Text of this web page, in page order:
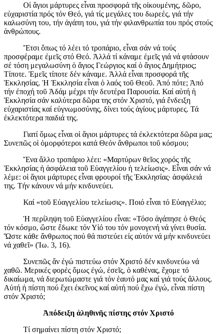
Οἱ ἅγιοι μάρτυρες εἶναι προσφορά τῆς οἰκουμένης, δῶρο,
εὐχαριστία πρός τόν Θεό, γιά τίς μεγάλες του δωρεές, γιά τήν
καλωσύνη του, τήν ἀγάπη του, γιά τήν φιλανθρωπία του πρός στούς
ἀνθρώπους.
Ἔτσι ὅπως τό λέει τό τροπάριο, εἶναι σάν νά τούς
προσφέραμε ἐμεῖς στό Θεό. Ἀλλά τί κάναμε ἐμεῖς γιά νά φτάσουν
σέ τόση μεγαλωσύνη ὁ ἅγιος Γεώργιος καί ὁ ἅγιος Δημήτριος;
Τίποτε. Ἐμεῖς τίποτε δέν κάναμε. Ἀλλά εἶναι προσφορά τῆς
Ἐκκλησίας. Ἡ Ἐκκλησία εἶναι ὁ λαός τοῦ Θεοῦ. Ἀπό πότε; Ἀπό
τήν ἐποχή τοῦ Ἀδάμ μέχρι τήν δευτέρα Παρουσία. Καί αὐτή ἡ
Ἐκκλησία σάν καλύτερα δῶρα της στόν Χριστό, γιά ἔνδειξη
εὐχαριστίας καί εὐγνωμοσύνης, δίνει τούς ἁγίους μάρτυρες. Τά
ἐκλεκτότερα παιδιά της.
Γιατί ὅμως εἶναι οἱ ἅγιοι μάρτυρες τά ἐκλεκτότερα δῶρα μας;
Συνεπῶς οἱ ὀμορφότεροι κατά Θεόν ἄνθρωποι τοῦ κόσμου;
Ἕνα ἄλλο τροπάριο λέει: «Μαρτύρων θεῖος χορός τῆς
Ἐκκλησίας ἡ ἀσφάλεια τοῦ Εὐαγγελίου ἡ τελείωσις». Εἶναι σάν νά
λέμε: οἱ ἅγιοι μάρτυρες εἶναι φρουροί τῆς Ἐκκλησίας· ἀσφάλειά
της. Τήν κάνουν νά μήν κινδυνεύει.
Καί «τοῦ Εὐαγγελίου τελείωσις». Ποιό εἶναι τό Εὐαγγέλιο;
Ἡ περίληψη τοῦ Εὐαγγελίου εἶναι: «Τόσο ἀγάπησε ὁ Θεός
τόν κόσμο, ὥστε ἔδωκε τόν Υἱό του τόν μονογενή νά γίνει θυσία.
Ὥστε κάθε ἄνθρωπος πού θά πιστεύει εἰς αὐτόν νά μήν κινδυνεύει
νά χαθεῖ» (Ἰω. 3, 16).
Συνεπῶς ἄν ἐγώ πιστεύω στόν Χριστό δέν κινδυνεύω νά
χαθῶ. Μερικές φορές ὅμως ἐγώ, ἐσεῖς, ὁ καθένας, ἔχομε τό
δικαίωμα, νά διερωτώμαστε γιά τόν ἑαυτό μας καί γιά τούς ἄλλους.
Αὐτή ἡ πίστη πού ἔχει ἐκεῖνος καί αὐτή πού ἔχω ἐγώ, εἶναι πίστη
στόν Χριστό;
Ἀπόδειξη ἀληθινῆς πίστης στόν Χριστό
Τί σημαίνει πίστη στόν Χριστό;